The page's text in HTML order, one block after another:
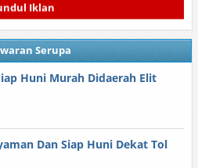
Iklan
Serupa
Huni Murah Didaerah Elit
Dan Siap Huni Dekat Tol